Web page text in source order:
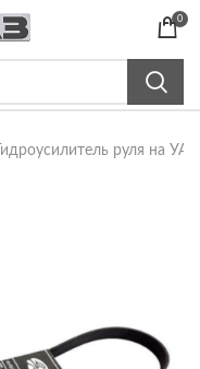
0
Гидроусилитель руля на УАЗ